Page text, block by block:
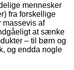
mennesker
fra forskellige
massevis af
at sænke
– til børn og
og endda nogle